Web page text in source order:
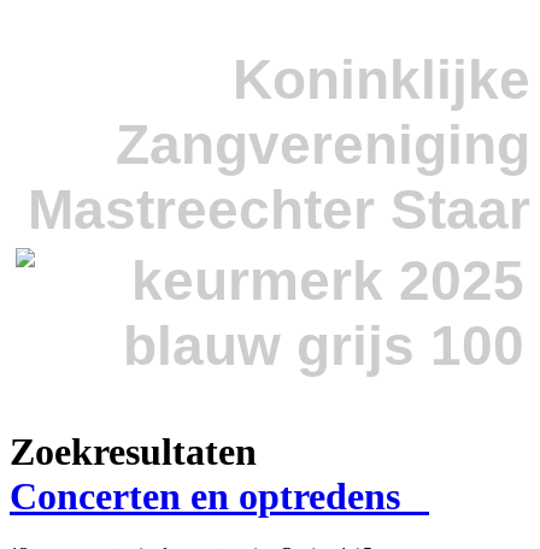
Koninklijke
Zangvereniging
Mastreechter Staar
Zoekresultaten
Concerten en optredens